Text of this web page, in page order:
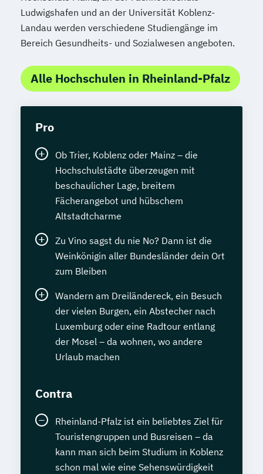
Ludwigshafen und an der Universität Koblenz-
Landau werden verschiedene Studiengänge im
Bereich Gesundheits- und Sozialwesen angeboten.
Alle Hochschulen in Rheinland-Pfalz
Pro
Ob Trier, Koblenz oder Mainz – die
Hochschulstädte überzeugen mit
beschaulicher Lage, breitem
Fächerangebot und hübschem
Altstadtcharme
Zu Vino sagst du nie No? Dann ist die
Weinkönigin aller Bundesländer dein Ort
zum Bleiben
Wandern am Dreiländereck, ein Besuch
der vielen Burgen, ein Abstecher nach
Luxemburg oder eine Radtour entlang
der Mosel – da wohnen, wo andere
Urlaub machen
Contra
Rheinland-Pfalz ist ein beliebtes Ziel für
Touristengruppen und Busreisen – da
kann man sich beim Studium in Koblenz
schon mal wie eine Sehenswürdigkeit